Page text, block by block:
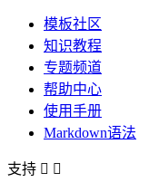
模板社区
知识教程
专题频道
帮助中心
使用手册
Markdown语法
支持  